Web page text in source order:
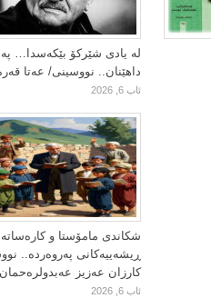
لە یادی شێرکۆ بێکەسدا…
داهێنان.. نووسینی/ عەتا
ئاب 6, 2026
شکاندی مامۆستا و کارەساتە
ڕیشەییەکانی پەروەردە..
کارزان عەزیز عەبدولرەحمان
ئاب 6, 2026